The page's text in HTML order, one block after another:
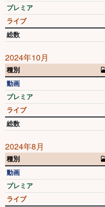
プレミア
ライブ
総数
2024年10月
種別
動画
プレミア
ライブ
総数
2024年8月
種別
動画
プレミア
ライブ